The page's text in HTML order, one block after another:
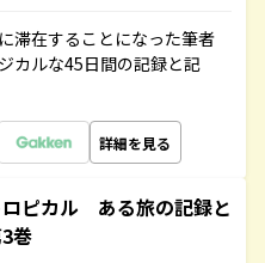
滞在することになった筆者
カルな45日間の記録と記
詳細を見る
ロピカル ある旅の記録と
巻